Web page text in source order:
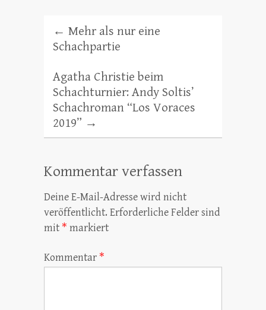
← Mehr als nur eine
Schachpartie
Agatha Christie beim
Schachturnier: Andy Soltis’
Schachroman “Los Voraces
2019” →
Kommentar verfassen
Deine E-Mail-Adresse wird nicht
veröffentlicht. Erforderliche Felder sind
mit * markiert
Kommentar *